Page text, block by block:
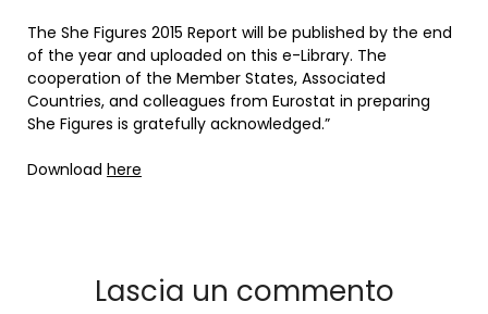
The She Figures 2015 Report will be published by the end
of the year and uploaded on this e-Library. The
cooperation of the Member States, Associated
Countries, and colleagues from Eurostat in preparing
She Figures is gratefully acknowledged.”
Download here
Lascia un commento